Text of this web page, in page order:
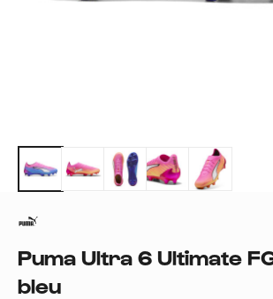
Puma Ultra 6 Ultimate
bleu